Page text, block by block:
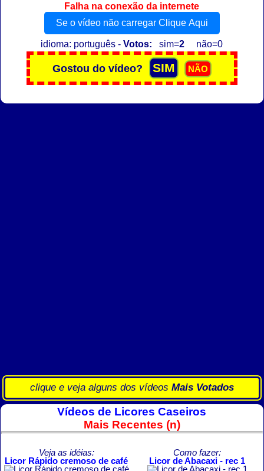
Falha na conexão da internete
Se o vídeo não carregar Clique Aqui
idioma: português -Votos: sim=2 não=0
clique e veja alguns dos vídeos Mais Votados
Vídeos de Licores Caseiros
Mais Recentes (n)
Veja as idéias:
Licor Rápido cremoso de café
Como fazer:
Licor de Abacaxi - rec 1